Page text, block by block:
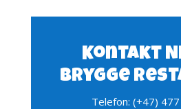
Kontakt
Brygge
Telefon: (+47)